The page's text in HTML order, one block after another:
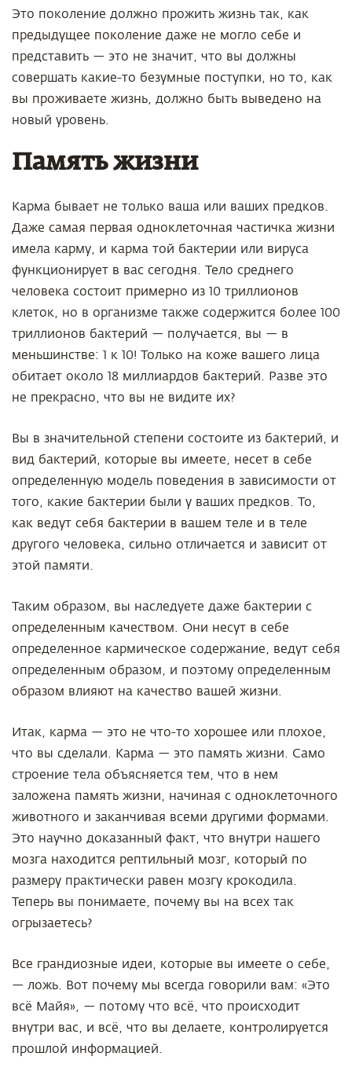
Это поколение должно прожить жизнь так, как
предыдущее поколение даже не могло себе и
представить — это не значит, что вы должны
совершать какие-то безумные поступки, но то, как
вы проживаете жизнь, должно быть выведено на
новый уровень.
Память жизни
Карма бывает не только ваша или ваших предков.
Даже самая первая одноклеточная частичка жизни
имела карму, и карма той бактерии или вируса
функционирует в вас сегодня. Тело среднего
человека состоит примерно из 10 триллионов
клеток, но в организме также содержится более 100
триллионов бактерий — получается, вы — в
меньшинстве: 1 к 10! Только на коже вашего лица
обитает около 18 миллиардов бактерий. Разве это
не прекрасно, что вы не видите их?
Вы в значительной степени состоите из бактерий, и
вид бактерий, которые вы имеете, несет в себе
определенную модель поведения в зависимости от
того, какие бактерии были у ваших предков. То,
как ведут себя бактерии в вашем теле и в теле
другого человека, сильно отличается и зависит от
этой памяти.
Таким образом, вы наследуете даже бактерии с
определенным качеством. Они несут в себе
определенное кармическое содержание, ведут себя
определенным образом, и поэтому определенным
образом влияют на качество вашей жизни.
Итак, карма — это не что-то хорошее или плохое,
что вы сделали. Карма — это память жизни. Само
строение тела объясняется тем, что в нем
заложена память жизни, начиная с одноклеточного
животного и заканчивая всеми другими формами.
Это научно доказанный факт, что внутри нашего
мозга находится рептильный мозг, который по
размеру практически равен мозгу крокодила.
Теперь вы понимаете, почему вы на всех так
огрызаетесь?
Все грандиозные идеи, которые вы имеете о себе,
— ложь. Вот почему мы всегда говорили вам: «Это
всё Майя», — потому что всё, что происходит
внутри вас, и всё, что вы делаете, контролируется
прошлой информацией.